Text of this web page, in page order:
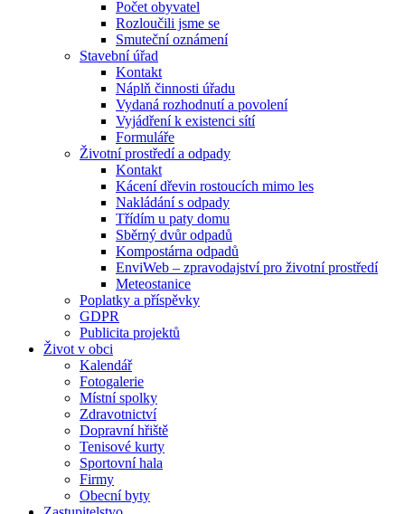
Počet obyvatel
Rozloučili jsme se
Smuteční oznámení
Stavební úřad
Kontakt
Náplň činnosti úřadu
Vydaná rozhodnutí a povolení
Vyjádření k existenci sítí
Formuláře
Životní prostředí a odpady
Kontakt
Kácení dřevin rostoucích mimo les
Nakládání s odpady
Třídím u paty domu
Sběrný dvůr odpadů
Kompostárna odpadů
EnviWeb – zpravodajství pro životní prostředí
Meteostanice
Poplatky a příspěvky
GDPR
Publicita projektů
Život v obci
Kalendář
Fotogalerie
Místní spolky
Zdravotnictví
Dopravní hřiště
Tenisové kurty
Sportovní hala
Firmy
Obecní byty